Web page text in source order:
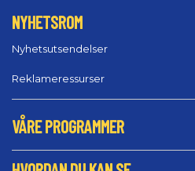
NYHETSROM
Nyhetsutsendelser
Reklameressurser
VÅRE PROGRAMMER